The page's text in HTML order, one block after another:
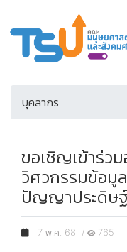
บุคลากร
ขอเชิญเข้าร่ว
วิศวกรรมข้อมู
ปัญญาประดิษ
7 พ.ค. 68 / 765